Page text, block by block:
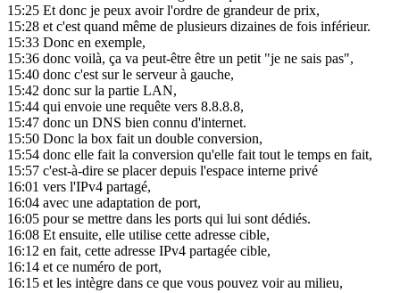
15:25 Et donc je peux avoir l'ordre de grandeur de prix,
15:28 et c'est quand même de plusieurs dizaines de fois inférieur.
15:33 Donc en exemple,
15:36 donc voilà, ça va peut-être être un petit "je ne sais pas",
15:40 donc c'est sur le serveur à gauche,
15:42 donc sur la partie LAN,
15:44 qui envoie une requête vers 8.8.8.8,
15:47 donc un DNS bien connu d'internet.
15:50 Donc la box fait un double conversion,
15:54 donc elle fait la conversion qu'elle fait tout le temps en fait,
15:57 c'est-à-dire se placer depuis l'espace interne privé
16:01 vers l'IPv4 partagé,
16:04 avec une adaptation de port,
16:05 pour se mettre dans les ports qui lui sont dédiés.
16:08 Et ensuite, elle utilise cette adresse cible,
16:12 en fait, cette adresse IPv4 partagée cible,
16:14 et ce numéro de port,
16:15 et les intègre dans ce que vous pouvez voir au milieu,